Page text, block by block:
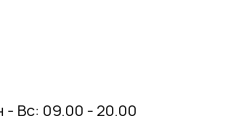
- Вс: 09.00 - 20.00